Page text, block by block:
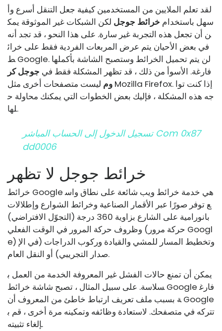
لقد تعلم الملايين من المستخدمين كيفية جعل التنقل أسرع وأ
سهل باستخدام خرائط جوجل لكن الشبكات غير الموثوقة يمك
ن أن تجعل هذه التجربة غير سارة. على هذا النحو ، قد تجد أنه
في بعض الأحيان يتم عرض المربعات الفردية فقط على خرائ
ط Google. لن يتم تحميل الخرائط وستصبح الشاشة بأكملها
فارغة. الأسوأ من ذلك ، قد تظهر المشكلة فقط في جوجل كر
وم ليست متصفحات أخرى مثل Mozilla Firefox. إذا كنت توا
جه هذه المشكلة ، فإليك بعض الخطوات التي يمكنك محاولة ح
لها.
تسجيل الدخول إلى الحساب المباشر Com 0x87
Dd0006
خرائط جوجل لا تظهر
خرائط Google هي خدمة خرائط ويب شائعة على نطاق واس
ع توفر صورًا عبر الأقمار الصناعية وخرائط الشوارع وإطلالات
بانورامية على الشارع بزاوية 360 درجة (التجوّل الافتراضي)
وظروف حركة المرور في الوقت الفعلي (حركة مرور Googl
e) وتخطيط المسار للمشي والقيادة وركوب الدراجات (في الإ
صدار التجريبي) أو النقل العام.
يمكن أن تمنع حالات الفشل غير المعروفة الخدمة من العمل ب
سلاسة. على سبيل المثال ، تصبح شاشة خرائط Google فارغ
ة بسبب ملف تعريف ارتباط خاطئ من المعروف أن Google
تتركه في متصفحك. لاستعادة وظائفه وتمكينه مرة أخرى ، قم ب
إلغاء تثبيته.